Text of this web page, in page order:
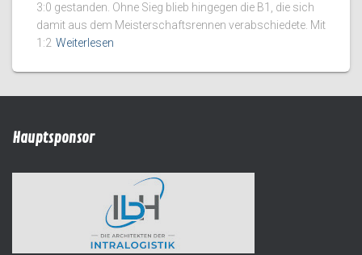
3:0 gestanden. Ohne Sieg blieb hingegen die B1, die sich
damit aus dem Meisterschaftsrennen verabschiedete. Mit
1:2 Weiterlesen
Hauptsponsor